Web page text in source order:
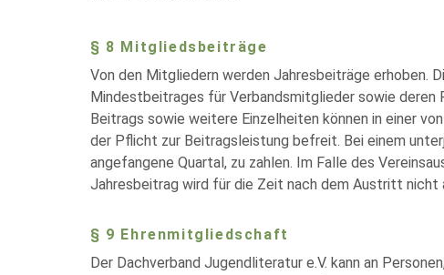
§ 8 Mitgliedsbeiträge
Von den Mitgliedern werden Jahresbeiträge erhoben.
Mindestbeitrages für Verbandsmitglieder sowie deren
Beitrags sowie weitere Einzelheiten können in einer
der Pflicht zur Beitragsleistung befreit. Bei einem
angefangene Quartal, zu zahlen. Im Falle des
Jahresbeitrag wird für die Zeit nach dem Austritt
§ 9 Ehrenmitgliedschaft
Der Dachverband Jugendliteratur e.V. kann an